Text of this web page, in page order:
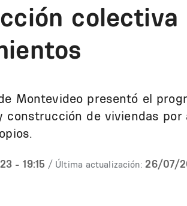
Montevideo presentó el
construcción de viviendas por
- 19:15 / Última actualización: 26/07/